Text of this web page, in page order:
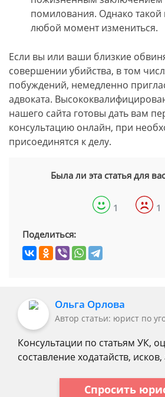
помилования. Однако
любой момент измениться.
Если вы или ваши близкие
совершении убийства, в том
побуждений, немедленно
адвоката.
нашего сайта готовы дать вам
консультацию онлайн, при
присоединятся к делу.
Была ли эта статья для
1 1
Поделиться:
Ольга Орлова
Автор статьи: юрист по
Консультации по статьям УК,
составление ходатайств,
Спросить